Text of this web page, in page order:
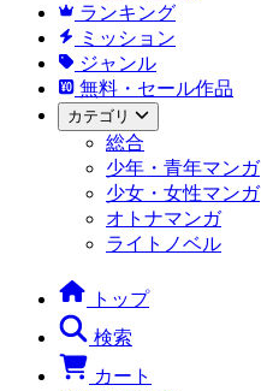
ランキング
ミッション
ジャンル
無料・セール作品
カテゴリ
総合
少年・青年マンガ
少女・女性マンガ
オトナマンガ
ライトノベル
トップ
検索
カート